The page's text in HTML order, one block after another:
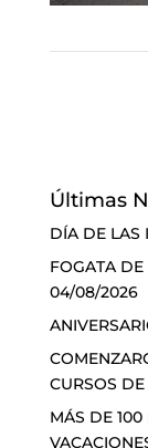
Últimas
DÍA DE LAS
FOGATA
04/08/2026
CURSOS
MÁS DE